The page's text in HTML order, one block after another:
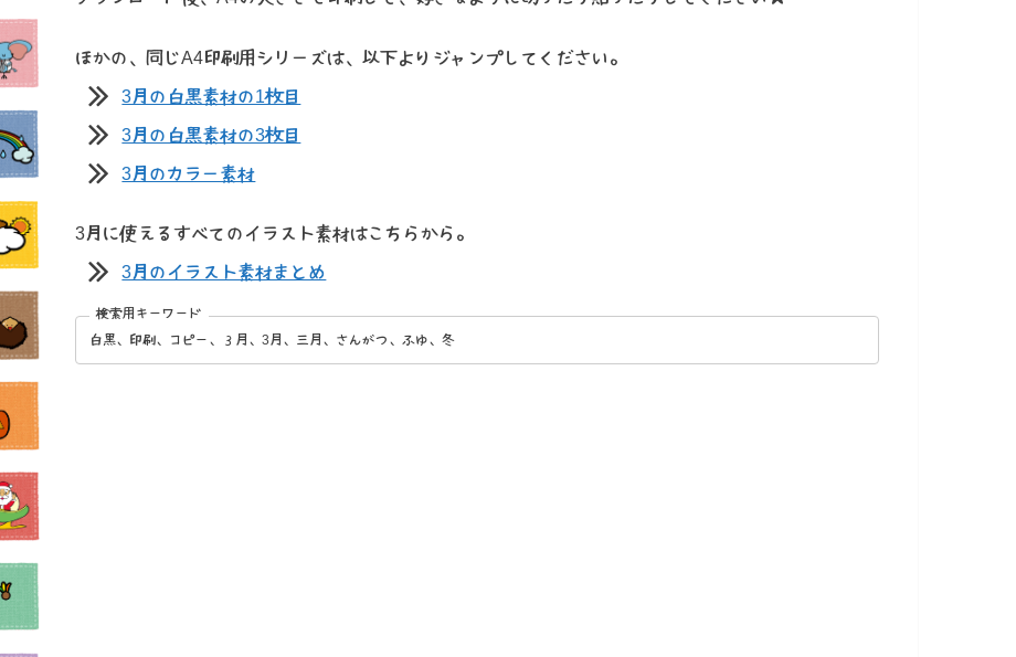
ほかの、同じA4印刷用シリーズは、以下よりジャンプしてください。
3月の白黒素材の1枚目
3月の白黒素材の3枚目
3月のカラー素材
3月に使えるすべてのイラスト素材はこちらから。
3月のイラスト素材まとめ
白黒、印刷、コピー、３月、3月、三月、さんがつ、ふゆ、冬